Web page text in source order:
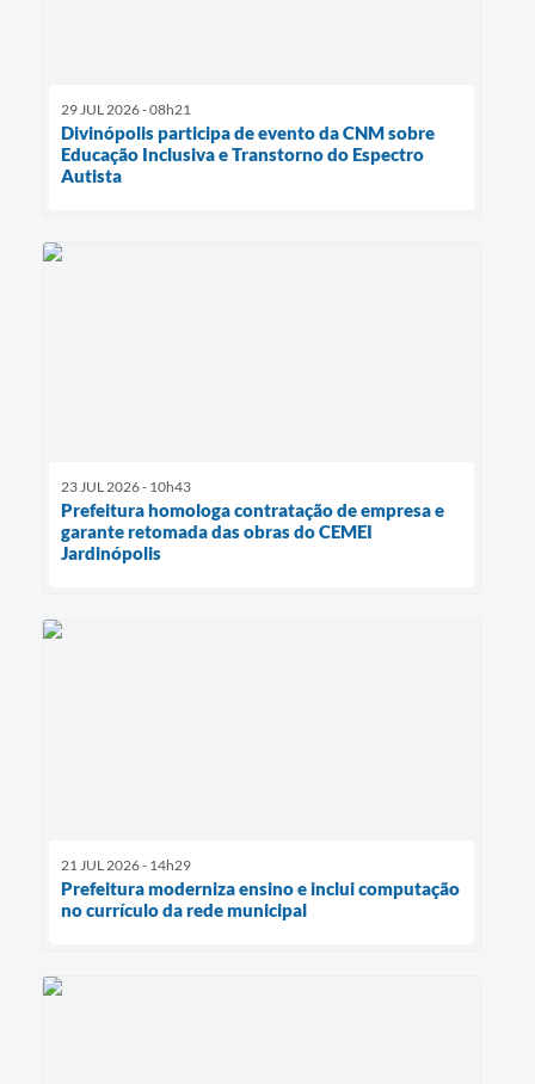
29 JUL 2026 - 08h21
Divinópolis participa de evento da CNM sobre
Educação Inclusiva e Transtorno do Espectro
Autista
23 JUL 2026 - 10h43
Prefeitura homologa contratação de empresa e
garante retomada das obras do CEMEI
Jardinópolis
21 JUL 2026 - 14h29
Prefeitura moderniza ensino e inclui computação
no currículo da rede municipal